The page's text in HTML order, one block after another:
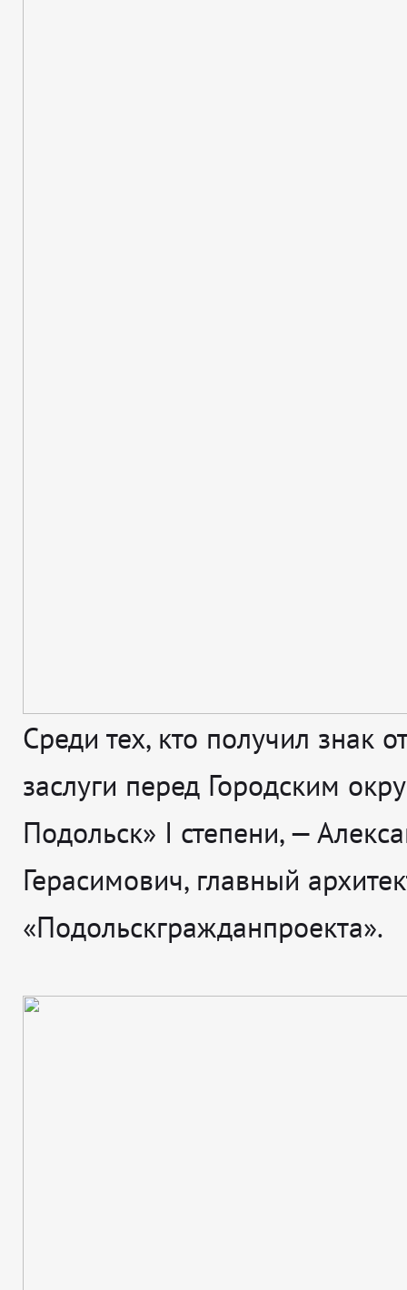
Среди тех, кто получил знак
заслуги перед Городским
Подольск» I степени, —
Герасимович, главный
«Подольскгражданпроекта».